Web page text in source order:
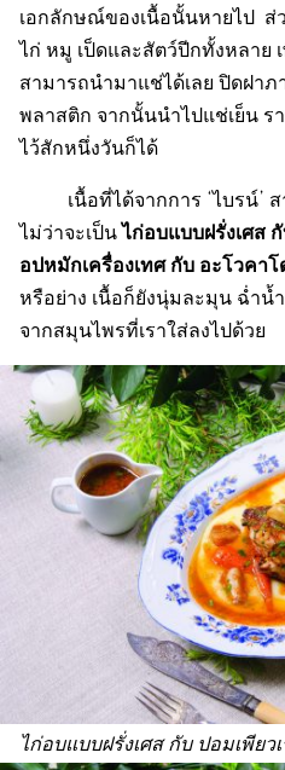
เอกลักษณ์ของเนื้อนั้นหายไป ส่
ไก่ หมู เป็ดและสัตว์ปีกทั้งหลาย
สามารถนำมาแช่ได้เลย ปิดฝา
พลาสติก จากนั้นนำไปแช่เย็น ร
ไว้สักหนึ่งวันก็ได้
เนื้อที่ได้จากการ ‘ไบรน์’ ส
ไม่ว่าจะเป็นไก่อบแบบฝรั่งเศส
อปหมักเครื่องเทศ กับ อะโวคาโ
หรือย่าง เนื้อก็ยังนุ่มละมุน ฉ่ำน้
จากสมุนไพรที่เราใส่ลงไปด้วย
ไก่อบแบบฝรั่งเศส กับ ปอมเพียว